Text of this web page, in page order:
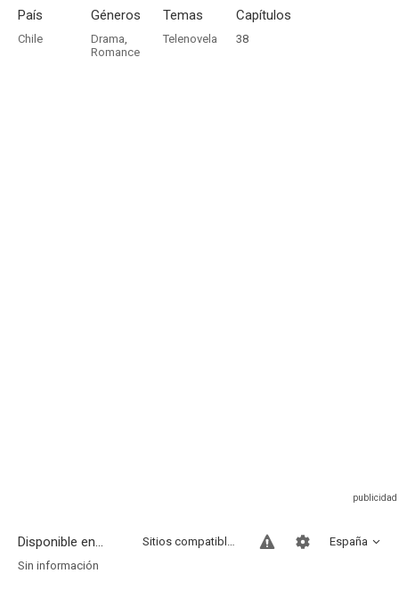
País
Chile
Géneros
Drama,
Romance
Temas
Telenovela
Capítulos
38
Disponible en... España
Sitios compatibles
Sin información